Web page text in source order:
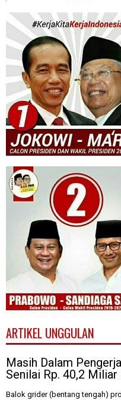
ARTIKEL UNGGULAN
Masih Dalam
Senilai Rp. 40,2 Miliar
Balok grider (bentang tengah)